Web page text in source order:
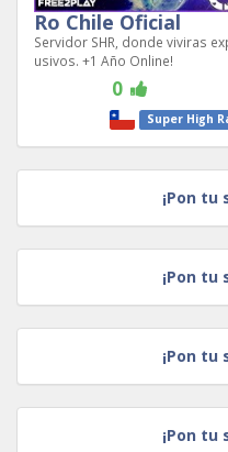
Ro Chile Oficial
Servidor SHR, donde viviras
usivos. +1 Año Online!
0
Super High
¡Pon tu
¡Pon tu
¡Pon tu
¡Pon tu